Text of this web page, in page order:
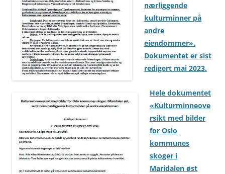
nærliggende
kulturminner på
andre
eiendommer».
Dokumentet er sist
redigert mai 2023.
Hele dokumentet
«Kulturminneove
rsikt med bilder
for Oslo
kommunes
skoger i
Maridalen øst